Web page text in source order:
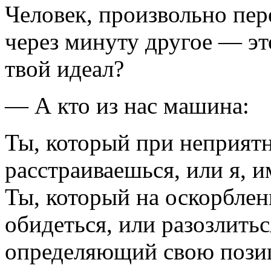
Человек, произвольно
через минуту другое —
твой идеал?
— А кто из нас машина:
Ты, который при
расстраиваешься, или я,
Ты, который на
обидеться, или
определяющий свою